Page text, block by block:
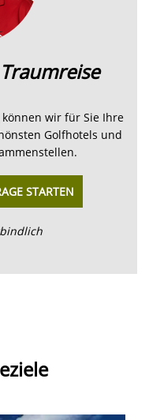
wir für Sie Ihre
Golfhotels und
STARTEN